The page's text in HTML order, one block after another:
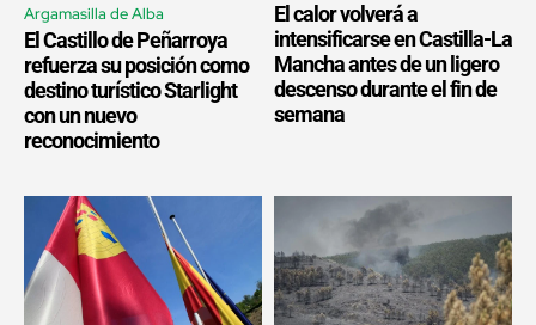
Argamasilla de Alba
El Castillo de Peñarroya
refuerza su posición como
destino turístico Starlight
con un nuevo
reconocimiento
El calor volverá a
intensificarse en Castilla-La
Mancha antes de un ligero
descenso durante el fin de
semana